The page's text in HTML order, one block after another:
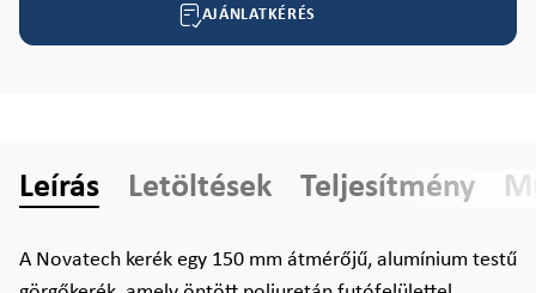
AJÁNLATKÉRÉS
Leírás Letöltések Teljesítmény
A Novatech kerék egy 150 mm átmérőjű, alumínium testű